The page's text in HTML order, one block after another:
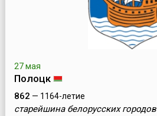
27 мая
Полоцк
862 — 1164-летие
старейшина белорусских городов